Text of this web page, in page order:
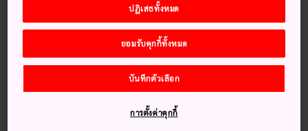
จุดประสงค์ที่คุณมาเข้าพักก็คือมาผ่อนคลาย ธรรมเนียมปฏิบัติ
ต่างๆ ของญี่ปุ่น เช่น การถอดรองเท้าการอาบน้ำอนเซ็น
และ
สวมใส่ชุดยูกาตะซึ่งเป็นเสื้อคลุมผ้าฝ้ายคล้ายกับกิโมโนที่แขกผู้
เข้าพักในเรียวคัง (ryokan) จะต้องสวมใส่ จะได้รับการอธิบายไว้
การเข้าพักที่เรียวคัง (ryokan) โดยทั่วไปจะรวมมื้อค่ำแบบไคเซกิ
เรียวริ (มื้อค่ำที่เป็นทางการแบบหลายคอร์ส) และอาหารเช้า
ปฏิเสธทั้งหมด
ยอมรับคุกกี้ทั้งหมด
บันทึกตัวเลือก
การตั้งค่าคุกกี้